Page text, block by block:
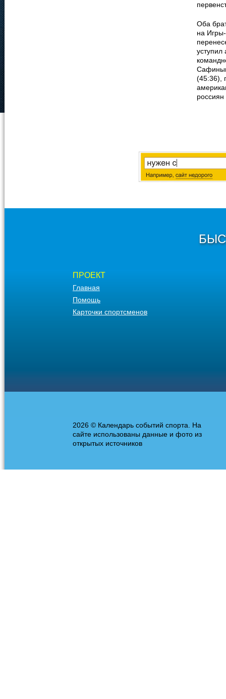
Оба
на
(45:36),
ПРОЕКТ
Главная
Помощь
Карточки спортсменов
2026 © Календарь событий спорта. На
сайте использованы данные и фото из
открытых источников